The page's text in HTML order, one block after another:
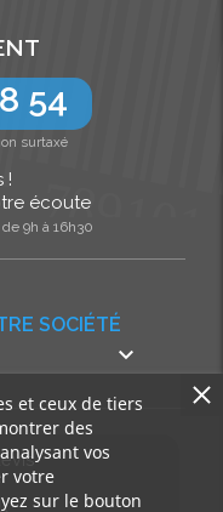
SOCIÉTÉ

54
surtaxé
!
écoute
9h à 16h30
et ceux de tiers
des
vos
votre
sur le bouton